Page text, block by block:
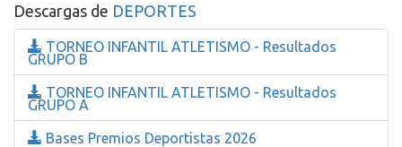
Descargas de DEPORTES
TORNEO INFANTIL ATLETISMO - Resultados
GRUPO B
TORNEO INFANTIL ATLETISMO - Resultados
GRUPO A
Bases Premios Deportistas 2026